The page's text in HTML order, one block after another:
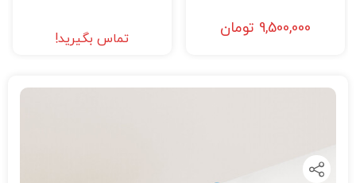
9,500,000 تومان
تماس بگیرید!